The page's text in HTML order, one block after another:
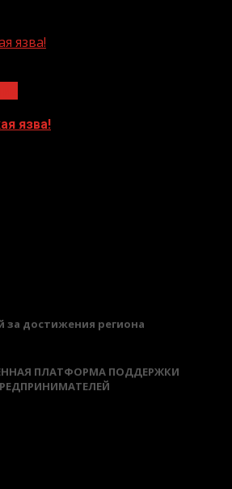
язва!
язва!
за достижения региона
ПЛАТФОРМА ПОДДЕРЖКИ